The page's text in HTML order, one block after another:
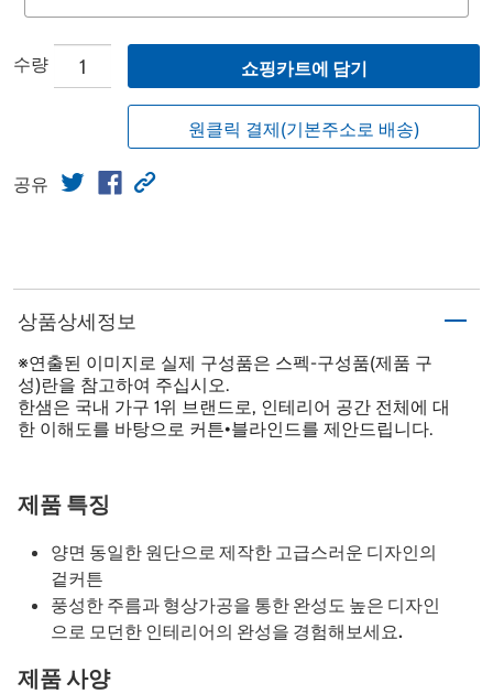
수량 쇼핑카트에 담기
원클릭 결제(기본주소로 배송)
공유
상품상세정보
※연출된 이미지로 실제 구성품은 스펙-구성품(제품 구
성)란을 참고하여 주십시오.
한샘은 국내 가구 1위 브랜드로, 인테리어 공간 전체에 대
한 이해도를 바탕으로 커튼•블라인드를 제안드립니다.
제품 특징
양면 동일한 원단으로 제작한 고급스러운 디자인의
겉커튼
풍성한 주름과 형상가공을 통한 완성도 높은 디자인
으로 모던한 인테리어의 완성을 경험해보세요.
제품 사양